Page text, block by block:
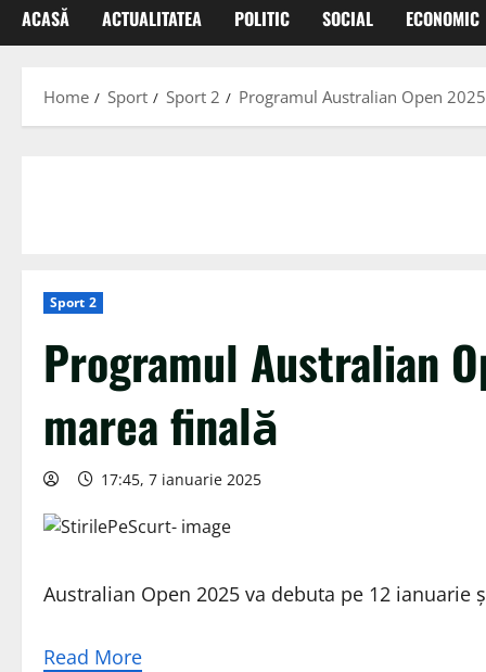
ACASĂ ACTUALITATEA POLITIC SOCIAL ECONOMIC
Home Sport Sport 2 Programul Australian Open
Sport 2
Programul Australian
marea finală
17:45, 7 ianuarie 2025
Australian Open 2025 va debuta pe 12 ianuarie
Read More